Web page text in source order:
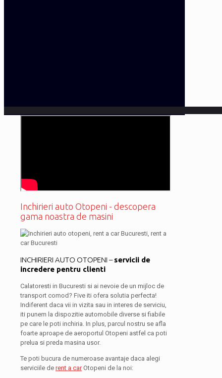
Inchirieri auto Otopeni - descopera
gama noastra de masini
INCHIRIERI AUTO OTOPENI –servicii de
incredere pentru clienti
Calatoresti in Bucuresti si ai nevoie de un mijloc de
transport comod? Five iti ofera solutia perfecta!
Indiferent daca vii in vizita sau in interes de serviciu,
iti punem la dispozitie automobile diverse si fiabile
pe care le poti inchiria. In plus, parcul nostru se afla
foarte aproape de aeroportul Otopeni astfel ca poti
prelua si preda masina usor.
Te poti bucura de numeroase avantaje daca alegi
serviciile de rent a carOtopeni de la noi: